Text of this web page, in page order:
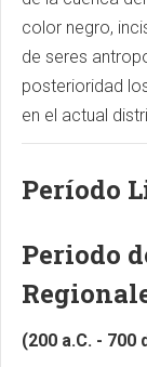
color negro,
de seres
posterioridad
en el actual
Período
Periodo
(200 a.C. - 700